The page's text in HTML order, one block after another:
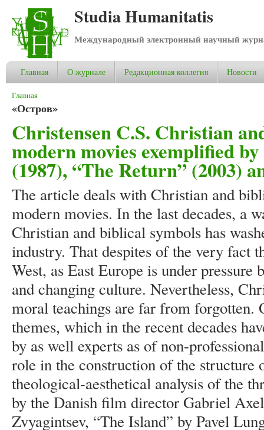
Studia Humanitatis
Международный электронный научный
Главная О журнале Редакционная коллегия Новости
Вы здесь
Главная
«Остров»
Christensen C.S. Christian
modern movies exemplified by
(1987), “The Return” (2003)
The article deals with Christian and
modern movies. In the last decades, a
Christian and biblical symbols has
industry. That despites of the very fact
West, as East Europe is under pressure
and changing culture. Nevertheless,
moral teachings are far from forgotten.
themes, which in the recent decades
by as well experts as of non-
role in the construction of the structure
theological-aesthetical analysis of the
by the Danish film director Gabriel
Zvyagintsev, “The Island” by Pavel